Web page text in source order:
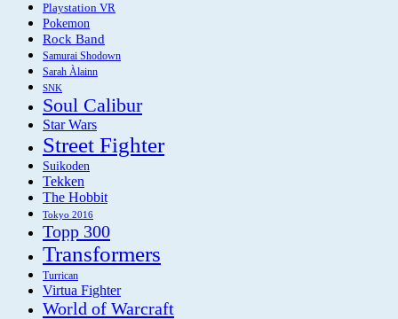
Playstation VR
Pokemon
Rock Band
Samurai Shodown
Sarah Àlainn
SNK
Soul Calibur
Star Wars
Street Fighter
Suikoden
Tekken
The Hobbit
Tokyo 2016
Topp 300
Transformers
Turrican
Virtua Fighter
World of Warcraft